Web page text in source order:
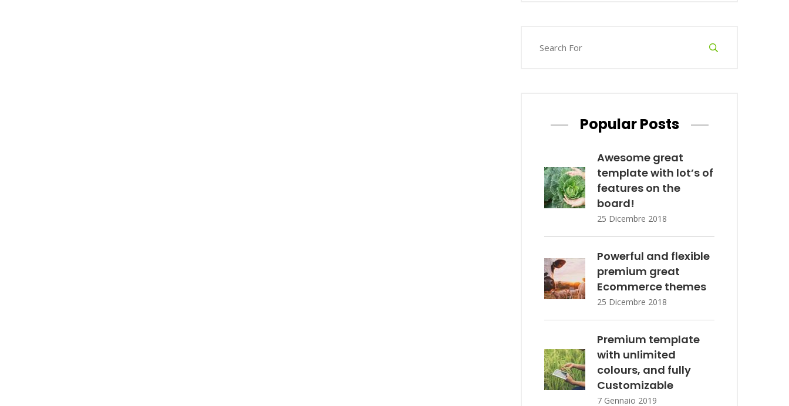
Popular Posts
Awesome great
template with lot’s of
features on the
board!
25 Dicembre 2018
Powerful and flexible
premium great
Ecommerce themes
25 Dicembre 2018
Premium template
with unlimited
colours, and fully
Customizable
7 Gennaio 2019